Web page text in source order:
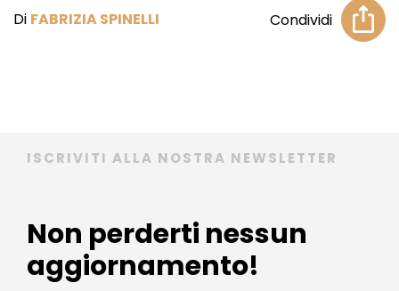
Di FABRIZIA SPINELLI Condividi
ISCRIVITI ALLA NOSTRA NEWSLETTER
Non perderti nessun
aggiornamento!